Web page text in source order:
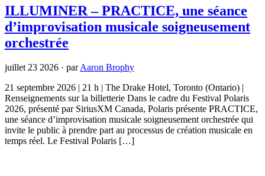
ILLUMINER – PRACTICE, une séance
d’improvisation musicale soigneusement
orchestrée
juillet 23 2026 · parAaron Brophy
21 septembre 2026 | 21 h | The Drake Hotel, Toronto (Ontario) |
Renseignements sur la billetterie Dans le cadre du Festival Polaris
2026, présenté par SiriusXM Canada, Polaris présente PRACTICE,
une séance d’improvisation musicale soigneusement orchestrée qui
invite le public à prendre part au processus de création musicale en
temps réel. Le Festival Polaris […]